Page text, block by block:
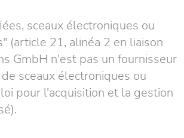
sceaux électroniques ou
(article 21, alinéa 2 en liaison
GmbH n'est pas un fournisseur
sceaux électroniques ou
pour l'acquisition et la gestion